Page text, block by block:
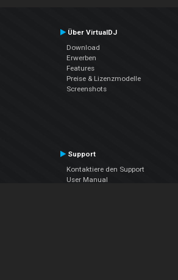
Über VirtualDJ
Download
Erwerben
Features
Preise & Lizenzmodelle
Screenshots
Support
Kontaktiere den Support
User Manual